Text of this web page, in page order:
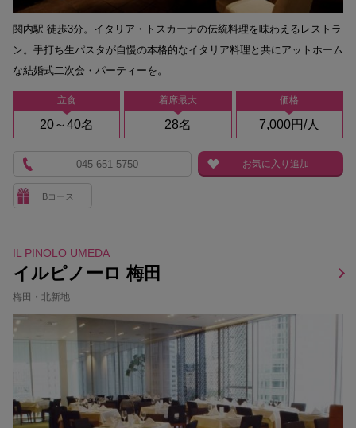
立食
20～40名
着席最大
28名
価格
7,000円/人
関内駅 徒歩3分。イタリア・トスカーナの伝統料理を味わえるレストラ
ン。手打ち生パスタが自慢の本格的なイタリア料理と共にアットホーム
な結婚式二次会・パーティーを。
Bコース
045-651-5750 お気に入り追加
IL PINOLO UMEDA
イルピノーロ 梅田
梅田・北新地